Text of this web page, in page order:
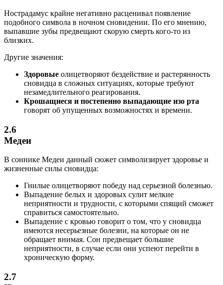
Нострадамус крайне негативно расценивал появление
подобного символа в ночном сновидении. По его мнению,
выпавшие зубы предвещают скорую смерть кого-то из
близких.
Другие значения:
Здоровые олицетворяют бездействие и растерянность
сновидца в сложных ситуациях, которые требуют
незамедлительного реагирования.
Крошащиеся и постепенно выпадающие изо рта
говорят об упущенных возможностях и времени.
2.6
Медеи
В соннике Медеи данный сюжет символизирует здоровье и
жизненные силы сновидца:
Гнилые олицетворяют победу над серьезной болезнью.
Выпадение белых и здоровых сулит мелкие
неприятности и трудности, с которыми спящий сможет
справиться самостоятельно.
Выпадение с кровью говорит о том, что у сновидца
имеются несерьезные болезни, на которые он не
обращает внимая. Сон предвещает большие
неприятности, в случае если они успеют перейти в
хроническую форму.
2.7